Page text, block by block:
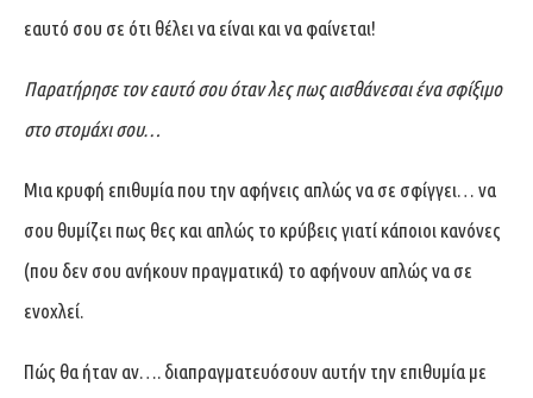
εαυτό σου σε ότι θέλει να είναι και να φαίνεται!
Παρατήρησε τον εαυτό σου όταν λες πως αισθάνεσαι ένα σφίξιμο
στο στομάχι σου…
Μια κρυφή επιθυμία που την αφήνεις απλώς να σε σφίγγει… να
σου θυμίζει πως θες και απλώς το κρύβεις γιατί κάποιοι κανόνες
(που δεν σου ανήκουν πραγματικά) το αφήνουν απλώς να σε
ενοχλεί.
Πώς θα ήταν αν…. διαπραγματευόσουν αυτήν την επιθυμία με